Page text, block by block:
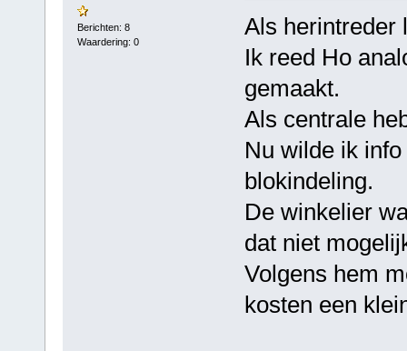
Berichten: 8
Waardering: 0
Als herintreder
Ik reed Ho
gemaakt.
Als centrale
Nu wilde ik
blokindeling.
De winkelier
dat niet
Volgens hem
kosten een